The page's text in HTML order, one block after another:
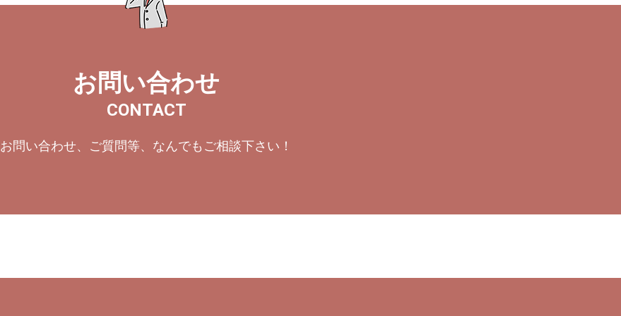
お問い合わせ
CONTACT
お問い合わせ、ご質問等、なんでもご相談下さい！